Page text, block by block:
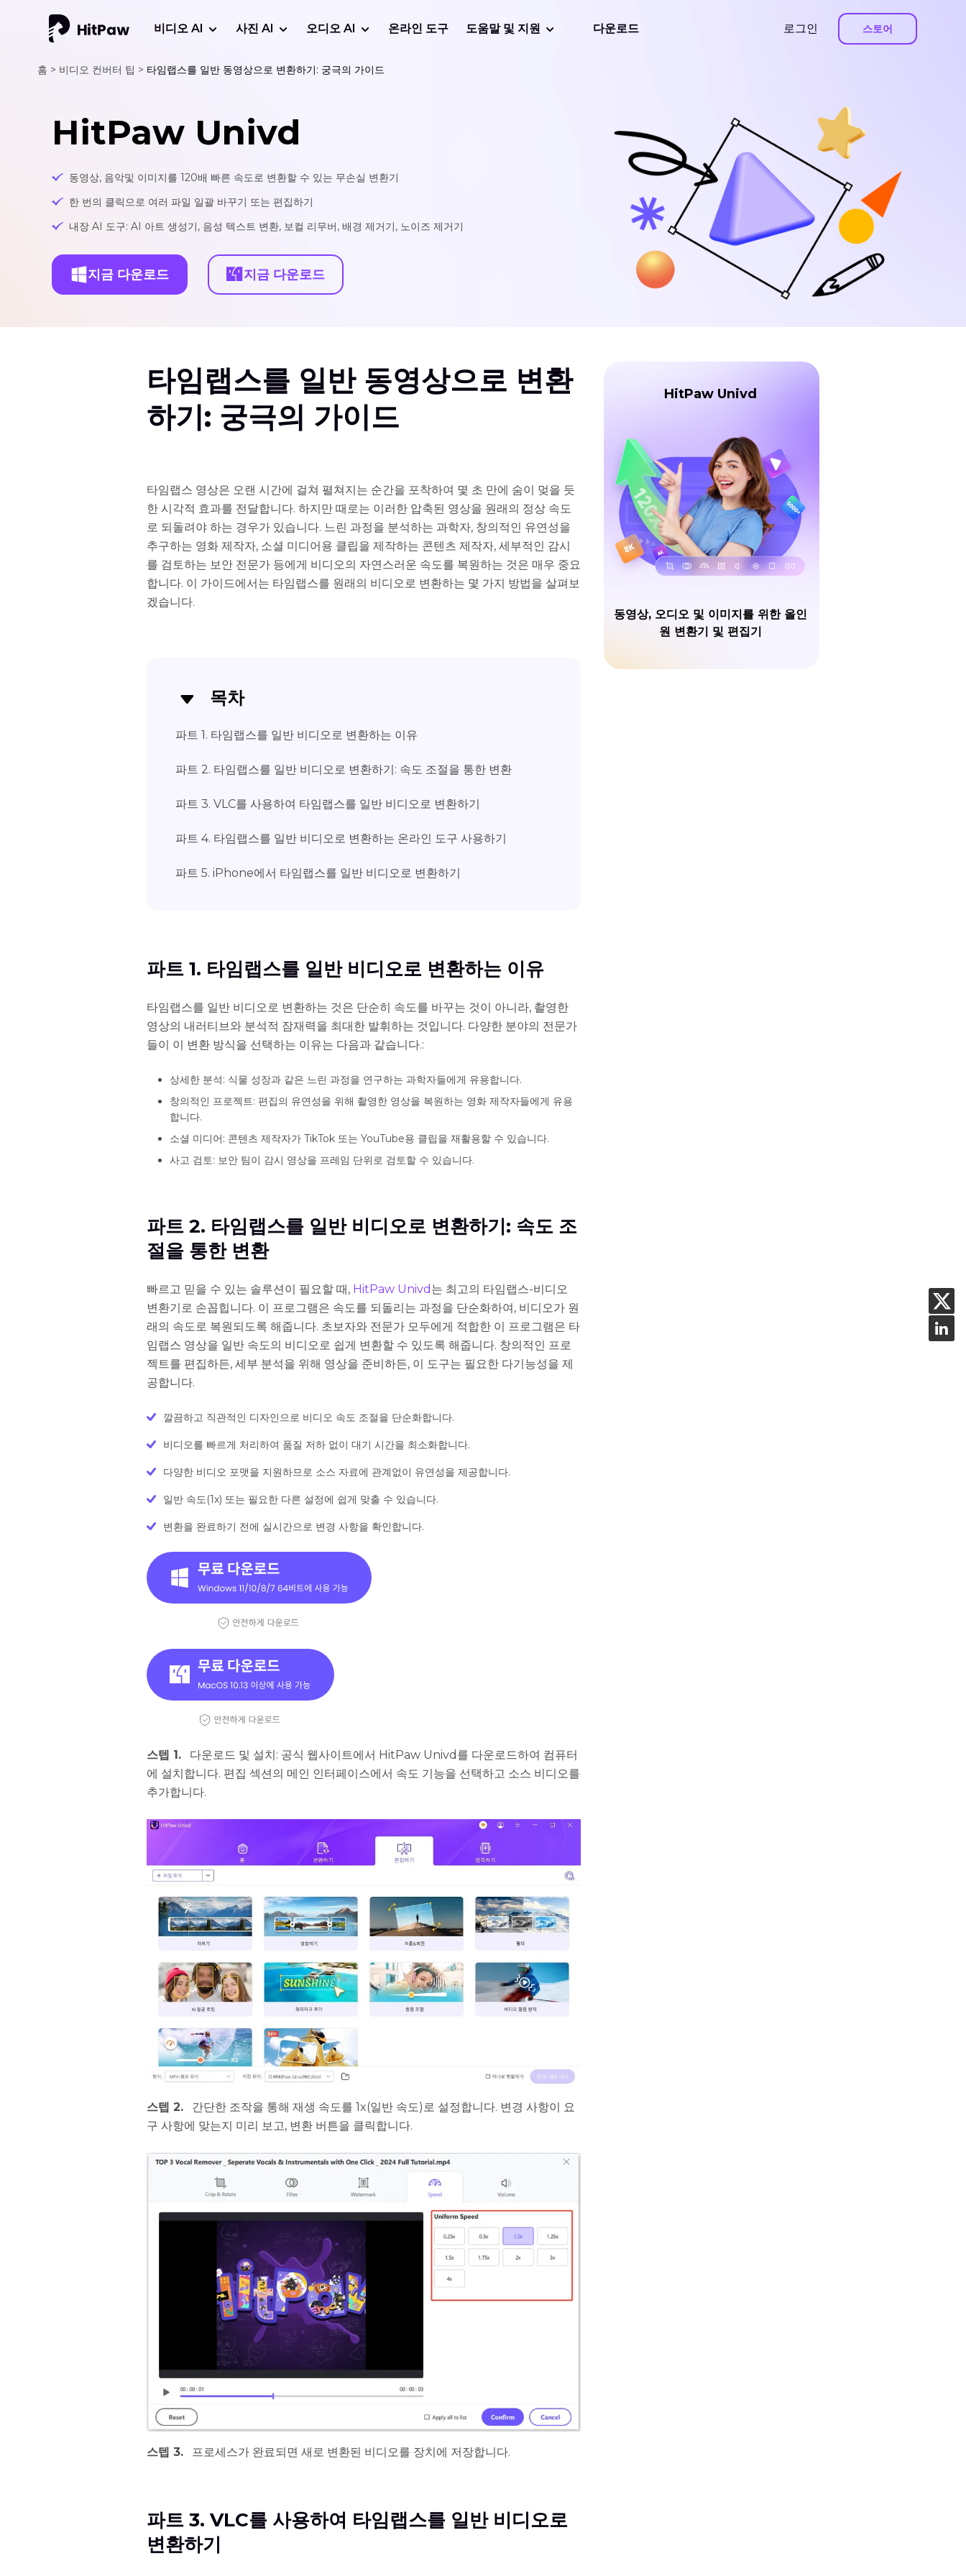
로그인 스토어
비디오 AI 사진 AI 오디오 AI 온라인 도구 도움말 및 지원 다운로드
홈 > 비디오 컨버터 팁 > 타임랩스를 일반 동영상으로 변환하기: 궁극의 가이드
HitPaw Univd
동영상, 음악및 이미지를 120배 빠른 속도로 변환할 수 있는 무손실 변환기
한 번의 클릭으로 여러 파일 일괄 바꾸기 또는 편집하기
내장 AI 도구: AI 아트 생성기, 음성 텍스트 변환, 보컬 리무버, 배경 제거기, 노이즈 제거기
지금 다운로드 지금 다운로드
타임랩스를 일반 동영상으로 변환
하기: 궁극의 가이드
타임랩스 영상은 오랜 시간에 걸쳐 펼쳐지는 순간을 포착하여 몇 초 만에 숨이 멎을 듯
한 시각적 효과를 전달합니다. 하지만 때로는 이러한 압축된 영상을 원래의 정상 속도
로 되돌려야 하는 경우가 있습니다. 느린 과정을 분석하는 과학자, 창의적인 유연성을
추구하는 영화 제작자, 소셜 미디어용 클립을 제작하는 콘텐츠 제작자, 세부적인 감시
를 검토하는 보안 전문가 등에게 비디오의 자연스러운 속도를 복원하는 것은 매우 중요
합니다. 이 가이드에서는 타임랩스를 원래의 비디오로 변환하는 몇 가지 방법을 살펴보
겠습니다.
목차
파트 1. 타임랩스를 일반 비디오로 변환하는 이유
파트 2. 타임랩스를 일반 비디오로 변환하기: 속도 조절을 통한 변환
파트 3. VLC를 사용하여 타임랩스를 일반 비디오로 변환하기
파트 4. 타임랩스를 일반 비디오로 변환하는 온라인 도구 사용하기
파트 5. iPhone에서 타임랩스를 일반 비디오로 변환하기
파트 1. 타임랩스를 일반 비디오로 변환하는 이유
타임랩스를 일반 비디오로 변환하는 것은 단순히 속도를 바꾸는 것이 아니라, 촬영한
영상의 내러티브와 분석적 잠재력을 최대한 발휘하는 것입니다. 다양한 분야의 전문가
들이 이 변환 방식을 선택하는 이유는 다음과 같습니다.:
상세한 분석: 식물 성장과 같은 느린 과정을 연구하는 과학자들에게 유용합니다.
창의적인 프로젝트: 편집의 유연성을 위해 촬영한 영상을 복원하는 영화 제작자들에게 유용
합니다.
소셜 미디어: 콘텐츠 제작자가 TikTok 또는 YouTube용 클립을 재활용할 수 있습니다.
사고 검토: 보안 팀이 감시 영상을 프레임 단위로 검토할 수 있습니다.
파트 2. 타임랩스를 일반 비디오로 변환하기: 속도 조
절을 통한 변환
빠르고 믿을 수 있는 솔루션이 필요할 때, HitPaw Univd 는 최고의 타임랩스-비디오
변환기로 손꼽힙니다. 이 프로그램은 속도를 되돌리는 과정을 단순화하여, 비디오가 원
래의 속도로 복원되도록 해줍니다. 초보자와 전문가 모두에게 적합한 이 프로그램은 타
임랩스 영상을 일반 속도의 비디오로 쉽게 변환할 수 있도록 해줍니다. 창의적인 프로
젝트를 편집하든, 세부 분석을 위해 영상을 준비하든, 이 도구는 필요한 다기능성을 제
공합니다.
깔끔하고 직관적인 디자인으로 비디오 속도 조절을 단순화합니다.
비디오를 빠르게 처리하여 품질 저하 없이 대기 시간을 최소화합니다.
다양한 비디오 포맷을 지원하므로 소스 자료에 관계없이 유연성을 제공합니다.
일반 속도(1x) 또는 필요한 다른 설정에 쉽게 맞출 수 있습니다.
변환을 완료하기 전에 실시간으로 변경 사항을 확인합니다.
스텝 1.
다운로드 및 설치: 공식 웹사이트에서 HitPaw Univd를 다운로드하여 컴퓨터
에 설치합니다. 편집 섹션의 메인 인터페이스에서 속도 기능을 선택하고 소스 비디오를
추가합니다.
스텝 2.
간단한 조작을 통해 재생 속도를 1x(일반 속도)로 설정합니다. 변경 사항이 요
구 사항에 맞는지 미리 보고, 변환 버튼을 클릭합니다.
스텝 3. 프로세스가 완료되면 새로 변환된 비디오를 장치에 저장합니다.
파트 3. VLC를 사용하여 타임랩스를 일반 비디오로
변환하기
HitPaw Univd
동영상, 오디오 및 이미지를 위한 올인
원 변환기 및 편집기